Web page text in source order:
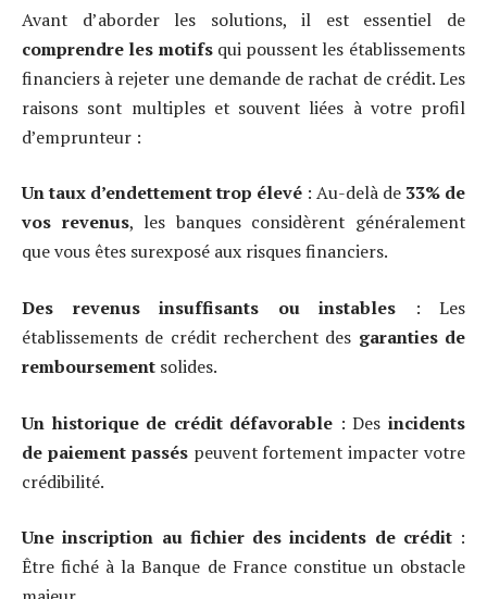
Avant d’aborder les solutions, il est essentiel de
comprendre les motifsqui poussent les établissements
financiers à rejeter une demande de rachat de crédit. Les
raisons sont multiples et souvent liées à votre profil
d’emprunteur :
Un taux d’endettement trop élevé : Au-delà de 33% de
vos revenus, les banques considèrent généralement
que vous êtes surexposé aux risques financiers.
Des revenus insuffisants ou instables : Les
établissements de crédit recherchent des garanties de
remboursement solides.
Un historique de crédit défavorable : Desincidents
de paiement passéspeuvent fortement impacter votre
crédibilité.
Une inscription au fichier des incidents de crédit:
Être fiché à la Banque de France constitue un obstacle